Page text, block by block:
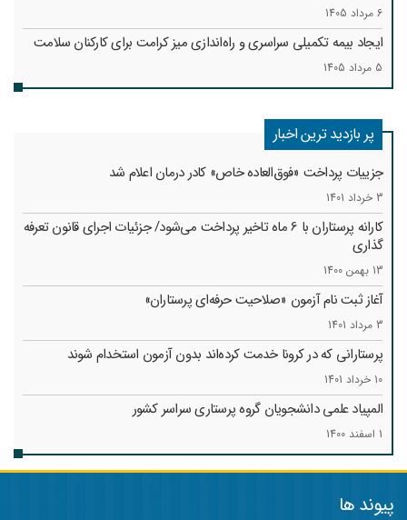
6 مرداد 1405
ایجاد بیمه تکمیلی سراسری و راه‌اندازی میز کرامت برای کارکنان سلامت
5 مرداد 1405
پر بازدید ترین اخبار
جزییات پرداخت «فوق‌العاده خاص» کادر درمان اعلام شد
3 خرداد 1401
کارانه‌ پرستاران با 6 ماه تاخیر پرداخت می‌شود/ جزئیات اجرای قانون تعرفه
گذاری
13 بهمن 1400
آغاز ثبت نام آزمون «صلاحیت حرفه‌ای پرستاران»
3 مرداد 1401
پرستارانی که در کرونا خدمت کرد‌ه‌اند بدون آزمون استخدام شوند
10 خرداد 1401
المپیاد علمی دانشجویان گروه پرستاری سراسر کشور
1 اسفند 1400
پیوند ها